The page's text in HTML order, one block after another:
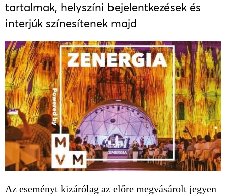
tartalmak, helyszíni bejelentkezések és
interjúk színesítenek majd
Az eseményt kizárólag az előre megvásárolt jegyen